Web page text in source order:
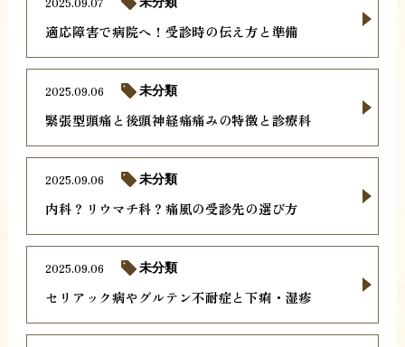
適応障害で病院へ！受診時の伝え方と準備
緊張型頭痛と後頭神経痛痛みの特徴と診療科
2025.09.06 未分類
内科？リウマチ科？痛風の受診先の選び方
2025.09.06 未分類
セリアック病やグルテン不耐症と下痢・湿疹
2025.09.06 未分類